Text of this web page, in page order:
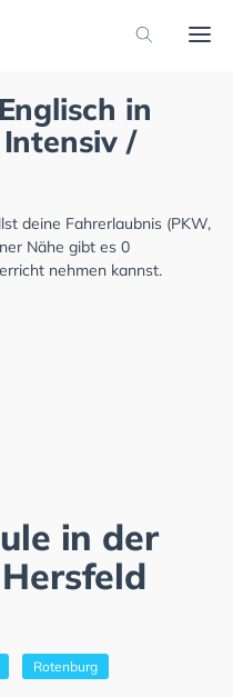
in
/
deine Fahrerlaubnis (PKW,
Nähe gibt es 0
nehmen kannst.
in der
Rotenburg